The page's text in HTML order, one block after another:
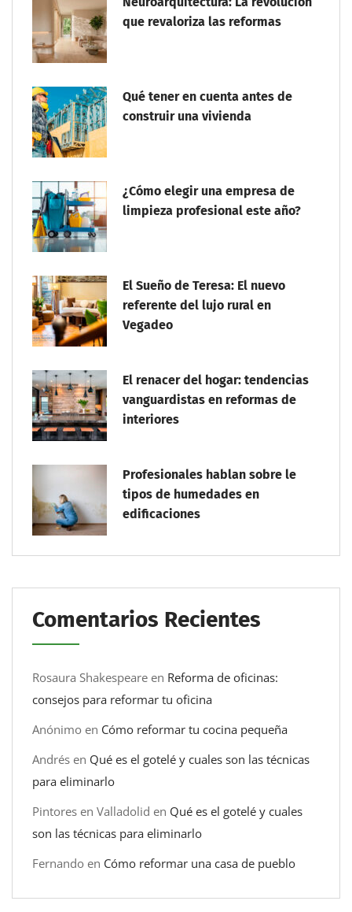
que revaloriza las reformas
Qué tener en cuenta antes de
construir una vivienda
¿Cómo elegir una empresa de
limpieza profesional este año?
El Sueño de Teresa: El nuevo
referente del lujo rural en
Vegadeo
El renacer del hogar: tendencias
vanguardistas en reformas de
interiores
Profesionales hablan sobre le
tipos de humedades en
edificaciones
Comentarios Recientes
Rosaura Shakespeare en Reforma de oficinas:
consejos para reformar tu oficina
Anónimo en Cómo reformar tu cocina pequeña
Andrés en Qué es el gotelé y cuales son las técnicas
para eliminarlo
Pintores en Valladolid en Qué es el gotelé y cuales
son las técnicas para eliminarlo
Fernando en Cómo reformar una casa de pueblo